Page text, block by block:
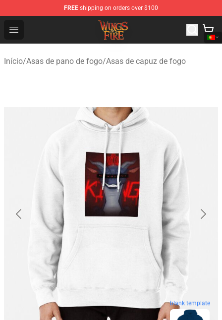
FREE shipping on orders over $100
Open menu
Wings of Fire Shop - Official Wings of Fire Merchandise
Início/Asas de pano de fogo/Asas de capuz de fogo
blank template